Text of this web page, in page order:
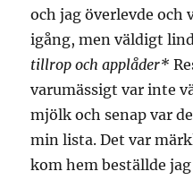
och jag överlevde och
igång, men väldigt
tillrop och applåder*
varumässigt var inte
mjölk och senap var
min lista. Det var
kom hem beställde